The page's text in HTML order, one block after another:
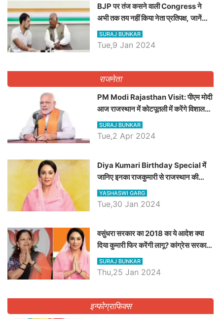
BJP पर तंज कसने वाली Congress ने
अभी तक तय नहीं किया नेता प्रतिपक्ष, जानें
कौन होगा दावेदार
SURAJ BUNKAR
Tue,9 Jan 2024
राजनेता
PM Modi Rajasthan Visit: पीएम मोदी
आज राजस्थान में कोटपूतली में करेंगे विशाल
रैली, एक सभा से 8 सीटों पर साधेगें निशाना
SURAJ BUNKAR
Tue,2 Apr 2024
Diya Kumari Birthday Special में
जानिए इनका राजकुमारी से राजस्थान की
डिप्टी सीएम बनने तक का सफर, एक क्लिक में
जाने पूरा जीवन परिचय
YASHASWI GARG
Tue,30 Jan 2024
वसुंधरा सरकार का 2018 का ये आदेश क्या
दिया कुमारी फिर करेंगी लागू? कांग्रेस सरकार
ने किया था निरस्त
SURAJ BUNKAR
Thu,25 Jan 2024
इन्फोग्राफिक्स